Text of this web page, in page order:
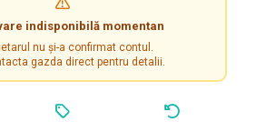
indisponibilă momentan
nu și-a confirmat contul.
gazda direct pentru detalii.